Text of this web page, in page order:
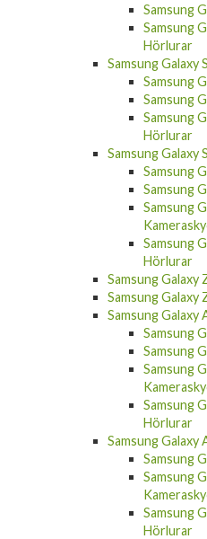
Samsung
Samsung
Hörlurar
Samsung Galaxy
Samsung
Samsung
Samsung
Hörlurar
Samsung Galaxy
Samsung
Samsung
Samsung
Samsung
Hörlurar
Samsung Galaxy
Samsung Galaxy
Samsung Galaxy
Samsung
Samsung
Samsung
Samsung
Hörlurar
Samsung Galaxy
Samsung
Samsung
Samsung
Hörlurar